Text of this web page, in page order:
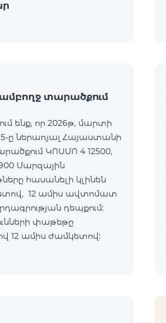
տարածքում
ենք, որ 2026թ, մարտի
15-ը ներառյալ Հայաստանի
ԿՈՍՄՈ 4 12500,
Մարզային
հասանելի կլինեն
12 ամիս ավտոմատ
դեպքում:
փաթեթը
12 ամիս ժամկետով: